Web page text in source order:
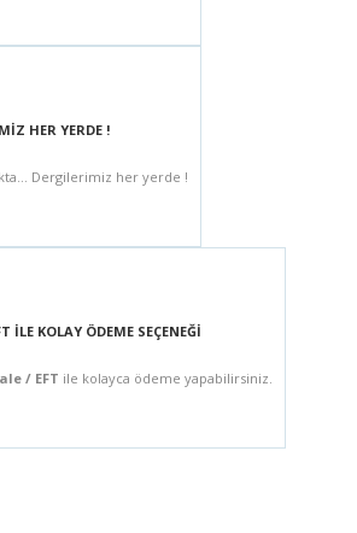
HER YERDE !
Dergilerimiz her yerde !
İLE KOLAY ÖDEME SEÇENEĞİ
/ EFT ile kolayca ödeme yapabilirsiniz.